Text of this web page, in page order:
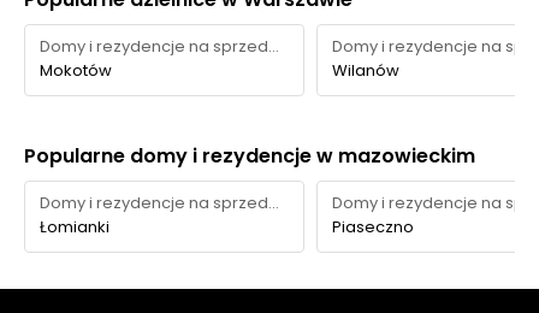
Domy i rezydencje na sprzedaż
Mokotów
Wilanów
Popularne domy i rezydencje w mazowieckim
Domy i rezydencje na sprzedaż
Łomianki
Piaseczno